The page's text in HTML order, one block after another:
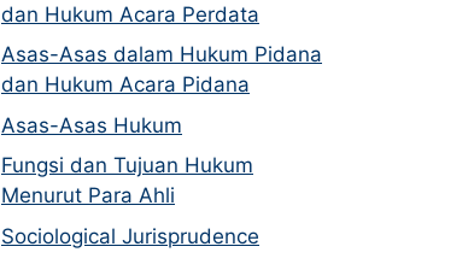
dan Hukum Acara Perdata
Asas-Asas dalam Hukum Pidana
dan Hukum Acara Pidana
Asas-Asas Hukum
Fungsi dan Tujuan Hukum
Menurut Para Ahli
Sociological Jurisprudence